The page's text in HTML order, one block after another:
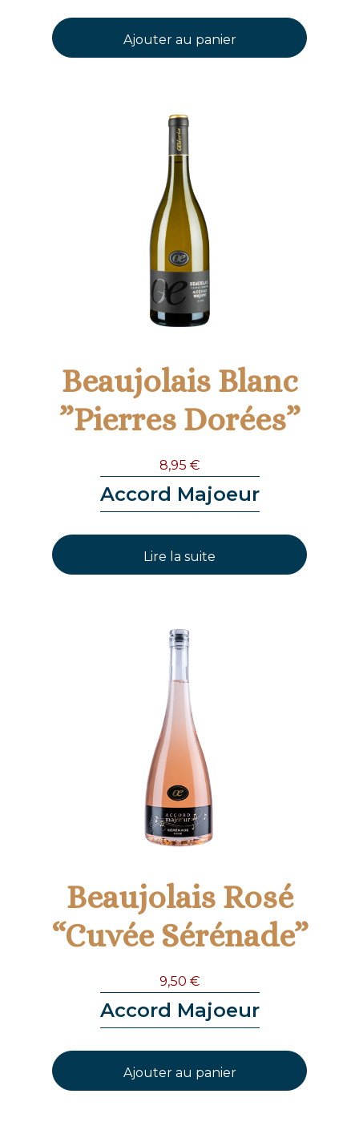
Ajouter au panier
Beaujolais Blanc
”Pierres Dorées”
8,95 €
Accord Majoeur
Lire la suite
Beaujolais Rosé
“Cuvée Sérénade”
9,50 €
Accord Majoeur
Ajouter au panier